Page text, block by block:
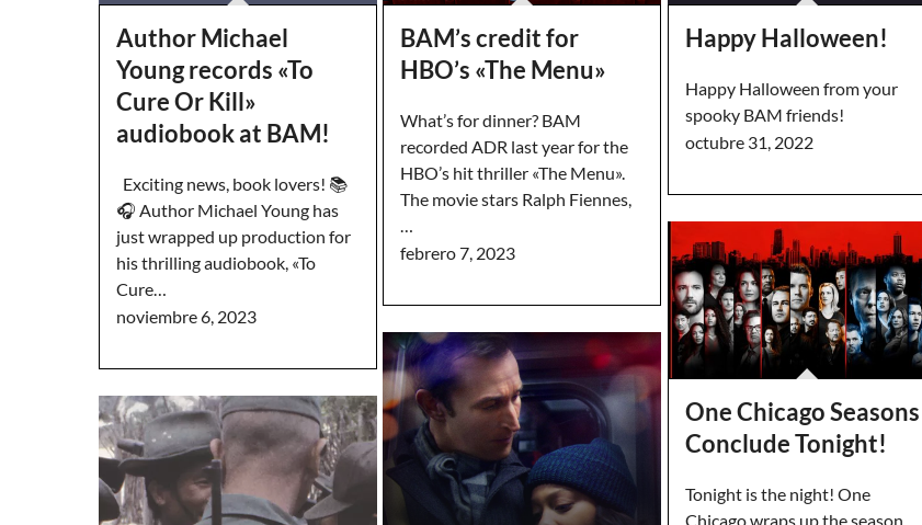
Author Michael
Young records «To
Cure Or Kill»
audiobook at BAM!
Exciting news, book lovers! 📚
🎧 Author Michael Young has
just wrapped up production for
his thrilling audiobook, «To
Cure…
noviembre 6, 2023
BAM’s credit for
HBO’s «The Menu»
What’s for dinner? BAM
recorded ADR last year for the
HBO’s hit thriller «The Menu».
The movie stars Ralph Fiennes,
…
febrero 7, 2023
Happy Halloween!
Happy Halloween from your
spooky BAM friends!
octubre 31, 2022
One Chicago Seasons
Conclude Tonight!
Tonight is the night! One
Chicago wraps up the season